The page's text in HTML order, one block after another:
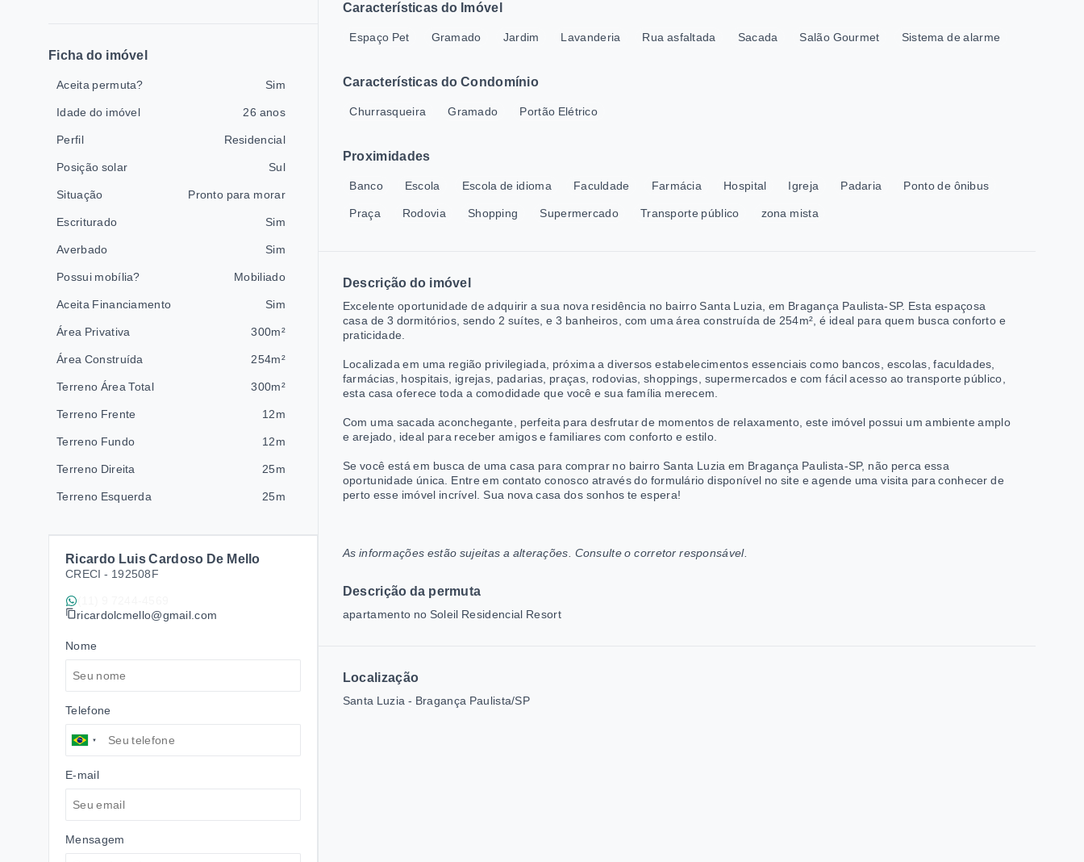
Características do Imóvel
Espaço Pet Gramado Jardim Lavanderia Rua asfaltada Sacada Salão Gourmet Sistema de alarme
Características do Condomínio
Churrasqueira Gramado Portão Elétrico
Proximidades
Banco Escola Escola de idioma Faculdade Farmácia Hospital Igreja Padaria Ponto de ônibus
Praça Rodovia Shopping Supermercado Transporte público zona mista
Descrição do imóvel
Excelente oportunidade de adquirir a sua nova residência no bairro Santa Luzia, em Bragança Paulista-SP. Esta espaçosa
casa de 3 dormitórios, sendo 2 suítes, e 3 banheiros, com uma área construída de 254m², é ideal para quem busca conforto e
praticidade.
Localizada em uma região privilegiada, próxima a diversos estabelecimentos essenciais como bancos, escolas, faculdades,
farmácias, hospitais, igrejas, padarias, praças, rodovias, shoppings, supermercados e com fácil acesso ao transporte público,
esta casa oferece toda a comodidade que você e sua família merecem.
Com uma sacada aconchegante, perfeita para desfrutar de momentos de relaxamento, este imóvel possui um ambiente amplo
e arejado, ideal para receber amigos e familiares com conforto e estilo.
Se você está em busca de uma casa para comprar no bairro Santa Luzia em Bragança Paulista-SP, não perca essa
oportunidade única. Entre em contato conosco através do formulário disponível no site e agende uma visita para conhecer de
perto esse imóvel incrível. Sua nova casa dos sonhos te espera!
As informações estão sujeitas a alterações. Consulte o corretor responsável.
Descrição da permuta
apartamento no Soleil Residencial Resort
Localização
Santa Luzia - Bragança Paulista/SP
Ficha do imóvel
Aceita permuta? Sim
Idade do imóvel 26 anos
Perfil Residencial
Posição solar Sul
Situação Pronto para morar
Escriturado Sim
Averbado Sim
Possui mobília? Mobiliado
Aceita Financiamento Sim
Área Privativa 300m²
Área Construída 254m²
Terreno Área Total 300m²
Terreno Frente 12m
Terreno Fundo 12m
Terreno Direita 25m
Terreno Esquerda 25m
Ricardo Luis Cardoso De Mello
CRECI - 192508F
ricardolcmello@gmail.com
Nome
Telefone
E-mail
Mensagem